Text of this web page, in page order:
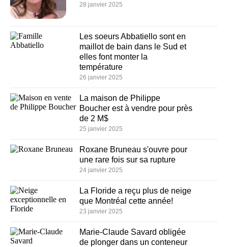
28 janvier 2025
Les soeurs Abbatiello sont en
maillot de bain dans le Sud et
elles font monter la
température
26 janvier 2025
La maison de Philippe
Boucher est à vendre pour près
de 2 M$
25 janvier 2025
Roxane Bruneau s'ouvre pour
une rare fois sur sa rupture
24 janvier 2025
La Floride a reçu plus de neige
que Montréal cette année!
23 janvier 2025
Marie-Claude Savard obligée
de plonger dans un conteneur